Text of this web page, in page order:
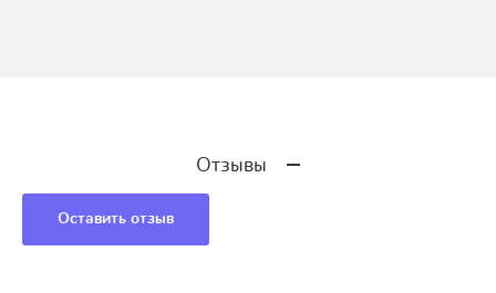
Отзывы
Оставить отзыв